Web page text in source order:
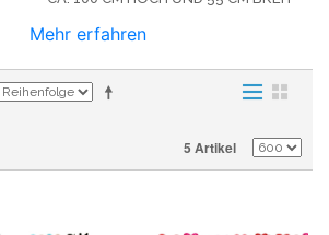
Mehr erfahren
5 Artikel